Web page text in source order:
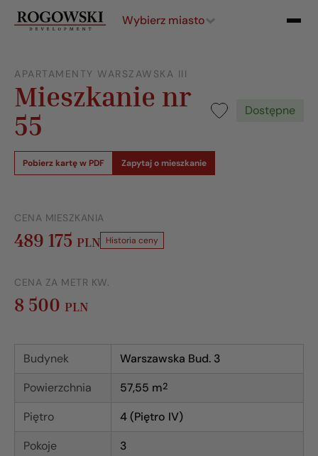
Wybierz miasto
APARTAMENTY WARSZAWSKA III
Mieszkanie nr
55
Dostępne
Pobierz kartę w PDF Zapytaj o mieszkanie
CENA MIESZKANIA
489 175 PLN Historia ceny
CENA ZA METR KW.
8 500 PLN
Budynek
Warszawska Bud. 3
Powierzchnia
57,55 m2
Piętro
4 (Piętro IV)
Pokoje
3